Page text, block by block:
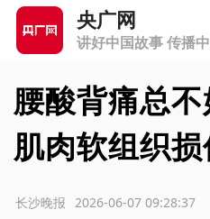
央广网
讲好中国故事 传播
腰酸背痛总
肌肉软组织
2026-06-07 09:28:37
长沙晚报